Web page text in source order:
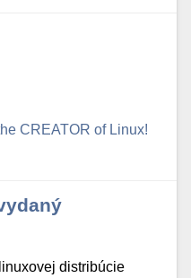
CREATOR of Linux!
distribúcie